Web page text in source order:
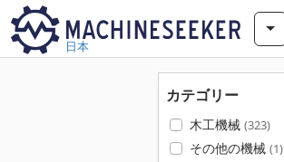
日本
カテゴリー
木工機械 (323)
その他の機械 (1)